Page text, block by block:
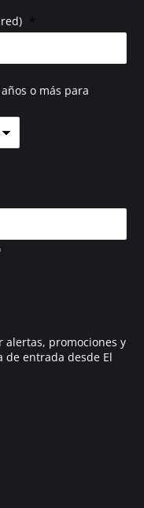
*
o más para
promociones y
entrada desde El